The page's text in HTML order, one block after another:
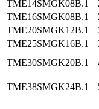
TME14SMGK08B.1
TME16SMGK08B.1
TME20SMGK12B.1
TME25SMGK16B.1
TME30SMGK20B.1
TME38SMGK24B.1